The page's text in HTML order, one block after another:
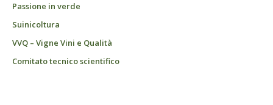
Passione in verde
Suinicoltura
VVQ – Vigne Vini e Qualità
Comitato tecnico scientifico